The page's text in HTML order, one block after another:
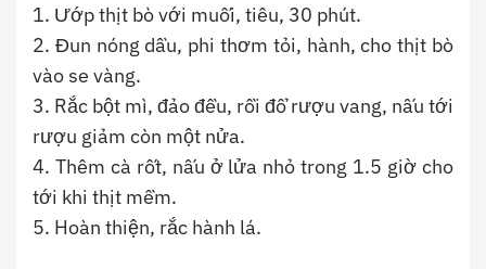
1. Ướp thịt bò với muối, tiêu, 30 phút.
2. Đun nóng dầu, phi thơm tỏi, hành, cho thịt bò
vào se vàng.
3. Rắc bột mì, đảo đều, rồi đổ rượu vang, nấu tới
rượu giảm còn một nửa.
4. Thêm cà rốt, nấu ở lửa nhỏ trong 1.5 giờ cho
tới khi thịt mềm.
5. Hoàn thiện, rắc hành lá.